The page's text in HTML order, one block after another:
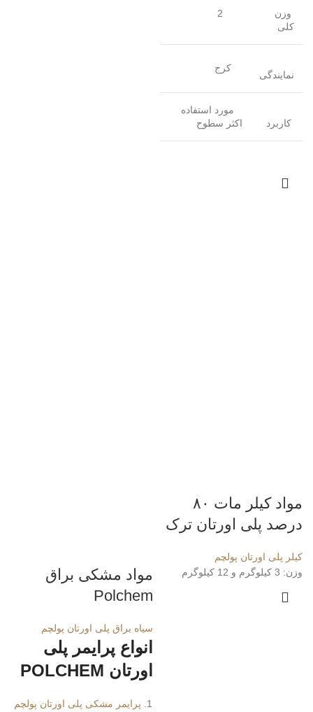
وزن
کلی
نمایندگی
کرج
کاربرد
مورد استفاده
اکثر سطوح
مواد کیلر مات ۸۰
درصد پلی اورتان ترک
کیلر پلی اورتان پولچم
وزن: 3 کیلوگرم و 12 کیلوگرم
مواد مشکی براق
Polchem
سیاه براق پلی اورتان پولچم
انواع پرایمر پلی
اورتان POLCHEM
پرایمر مشکی پلی اورتان پولچم